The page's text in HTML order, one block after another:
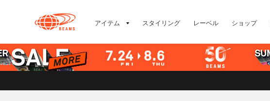
アイテム スタイリング レーベル ショップ